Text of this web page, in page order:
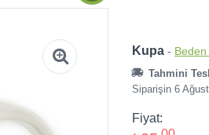
Kupa - Beden
Tahmini
Siparişin 6
Fiyat: